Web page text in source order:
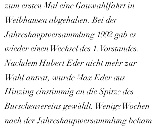
zum ersten Mal eine Gauwahlfahrt in
Weibhausen abgehalten. Bei der
Jahreshauptversammlung 1992 gab es
wieder einen Wechsel des 1.Vorstandes.
Nachdem Hubert Eder nicht mehr zur
Wahl antrat, wurde Max Eder aus
Hinzing einstimmig an die Spitze des
Burschenvereins gewählt. Wenige Wochen
nach der Jahreshauptversammlung bekam